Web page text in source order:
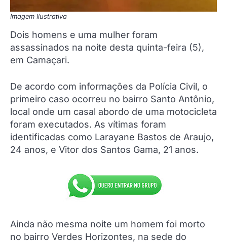
Imagem Ilustrativa
Dois homens e uma mulher foram
assassinados na noite desta quinta-feira (5),
em Camaçari.
De acordo com informações da Polícia Civil, o
primeiro caso ocorreu no bairro Santo Antônio,
local onde um casal abordo de uma motocicleta
foram executados. As vítimas foram
identificadas como Larayane Bastos de Araujo,
24 anos, e Vitor dos Santos Gama, 21 anos.
Ainda não mesma noite um homem foi morto
no bairro Verdes Horizontes, na sede do